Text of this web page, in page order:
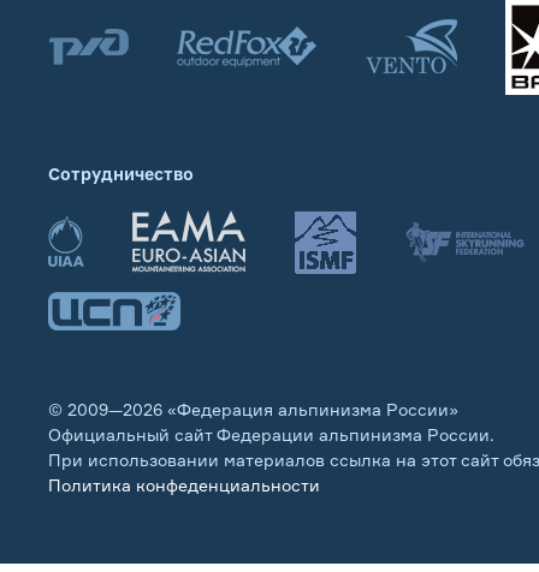
Сотрудничество
© 2009—2026 «Федерация альпинизма России»
Официальный сайт Федерации альпинизма России.
При использовании материалов ссылка на этот сайт
Политика конфеденциальности